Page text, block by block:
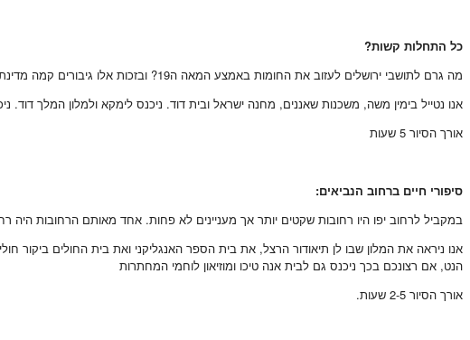
כל התחלות קשות?
מה גרם לתושבי ירושלים לעזוב את החומות באמצע המאה ה19? ובזכות אלו גיבורים קמה מדינת ישראל?
אנו נטייל בימין משה, משכנות שאננים, מחנה ישראל ובית דוד. ניכנס לימקא ולמלון המלך דוד.
אורך הסיור 5 שעות
סיפורי חיים ברחוב הנביאים:
במקביל לרחוב יפו היו רחובות שקטים יותר אך מעניינים לא פחות. אחד מאותם הרחובות היה
אנו ניראה את המלון שבו לן תיאודור הרצל, את בית הספר האנגליקני ואת בית החולים ביקור
הנט, אם רצונכם בכך ניכנס גם לבית אנה טיכו ומוזיאון לוחמי המחתרות
אורך הסיור 2-5 שעות.